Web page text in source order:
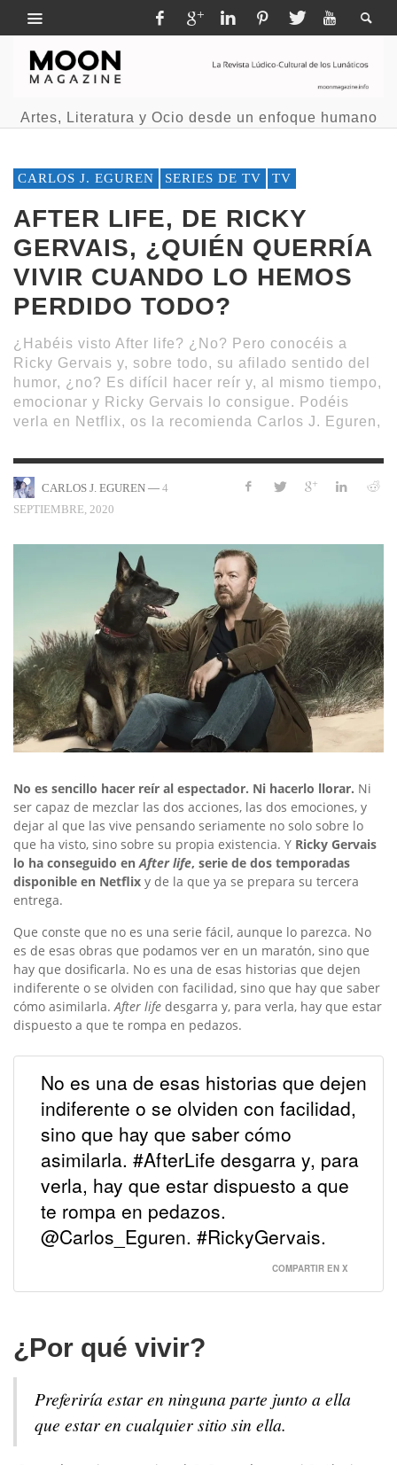
Artes, Literatura y Ocio desde un enfoque humano
CARLOS J. EGUREN SERIES DE TV TV
AFTER LIFE, DE RICKY
GERVAIS, ¿QUIÉN QUERRÍA
VIVIR CUANDO LO HEMOS
PERDIDO TODO?
¿Habéis visto After life? ¿No? Pero conocéis a
Ricky Gervais y, sobre todo, su afilado sentido del
humor, ¿no? Es difícil hacer reír y, al mismo tiempo,
emocionar y Ricky Gervais lo consigue. Podéis
verla en Netflix, os la recomienda Carlos J. Eguren,
CARLOS J. EGUREN — 4
SEPTIEMBRE, 2020
No es sencillo hacer reír al espectador. Ni hacerlo llorar. Ni
ser capaz de mezclar las dos acciones, las dos emociones, y
dejar al que las vive pensando seriamente no solo sobre lo
que ha visto, sino sobre su propia existencia. Y Ricky Gervais
lo ha conseguido en After life, serie de dos temporadas
disponible en Netflix y de la que ya se prepara su tercera
entrega.
Que conste que no es una serie fácil, aunque lo parezca. No
es de esas obras que podamos ver en un maratón, sino que
hay que dosificarla. No es una de esas historias que dejen
indiferente o se olviden con facilidad, sino que hay que saber
cómo asimilarla. After life desgarra y, para verla, hay que estar
dispuesto a que te rompa en pedazos.
No es una de esas historias que dejen
indiferente o se olviden con facilidad,
sino que hay que saber cómo
asimilarla. #AfterLife desgarra y, para
verla, hay que estar dispuesto a que
te rompa en pedazos.
@Carlos_Eguren. #RickyGervais.
COMPARTIR EN X
¿Por qué vivir?
Preferiría estar en ninguna parte junto a ella
que estar en cualquier sitio sin ella.